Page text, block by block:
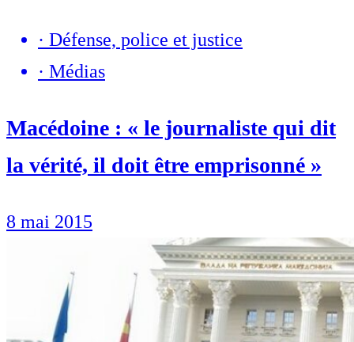
· Défense, police et justice
· Médias
Macédoine : « le journaliste qui dit
la vérité, il doit être emprisonné »
8 mai 2015